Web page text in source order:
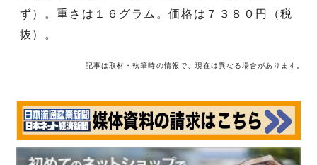
ず）。重さは１６グラム。価格は７３８０円（税
抜）。
記事は取材・執筆時の情報で、現在は異なる場合があります。